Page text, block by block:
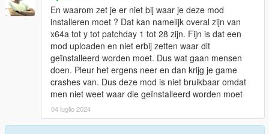
En waarom zet je er niet bij waar je deze mod
installeren moet ? Dat kan namelijk overal zijn van
x64a tot y tot patchday 1 tot 28 zijn. Fijn is dat een
mod uploaden en niet erbij zetten waar dit
geïnstalleerd worden moet. Dus wat gaan mensen
doen. Pleur het ergens neer en dan krijg je game
crashes van. Dus deze mod is niet bruikbaar omdat
men niet weet waar die geïnstalleerd worden moet
04 luglio 2024